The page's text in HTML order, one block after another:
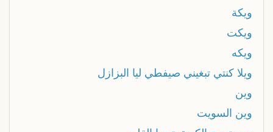
ويكة
ويكت
ويكه
ويلا كنتي تبغيني صيفطي ليا البزازل
وين
وين السويت